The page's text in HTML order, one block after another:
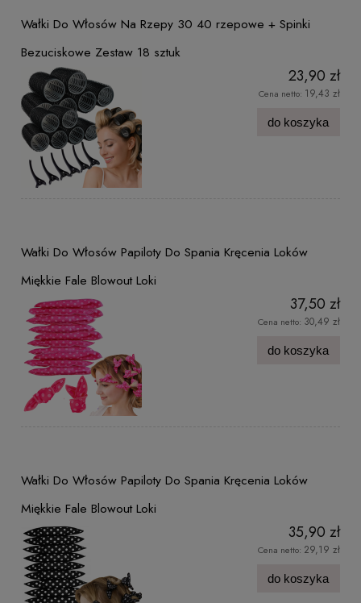
Wałki Do Włosów Na Rzepy 30 40 rzepowe + Spinki
Bezuciskowe Zestaw 18 sztuk
23,90 zł
Cena netto: 19,43 zł
do koszyka
Wałki Do Włosów Papiloty Do Spania Kręcenia Loków
Miękkie Fale Blowout Loki
37,50 zł
Cena netto: 30,49 zł
do koszyka
Wałki Do Włosów Papiloty Do Spania Kręcenia Loków
Miękkie Fale Blowout Loki
35,90 zł
Cena netto: 29,19 zł
do koszyka